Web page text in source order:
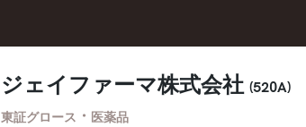
ジェイファーマ株式会社 (520A)
東証グロース ・ 医薬品